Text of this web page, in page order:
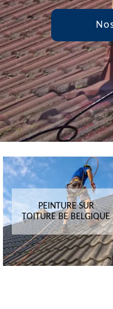
PEINTURE SUR
TOITURE BE BELGIQUE